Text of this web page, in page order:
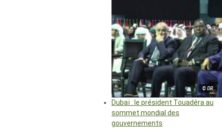
© DR
Dubaï : le président Touadéra au
sommet mondial des
gouvernements